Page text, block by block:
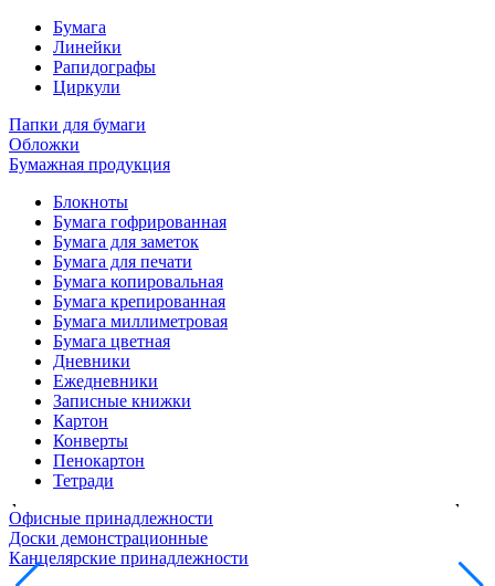
Бумага
Линейки
Рапидографы
Циркули
Папки для бумаги
Обложки
Бумажная продукция
Блокноты
Бумага гофрированная
Бумага для заметок
Бумага для печати
Бумага копировальная
Бумага крепированная
Бумага миллиметровая
Бумага цветная
Дневники
Ежедневники
Записные книжки
Картон
Конверты
Пенокартон
Тетради
Офисные принадлежности
Доски демонстрационные
Канцелярские принадлежности